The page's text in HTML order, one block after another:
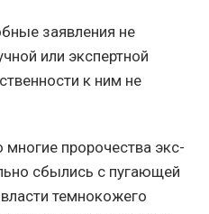
заявления не
или экспертной
к ним не
многие пророчества экс-
сбылись с пугающей
темнокожего